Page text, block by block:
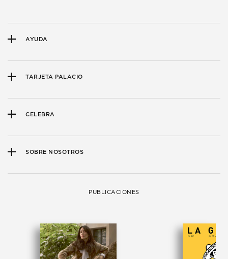
AYUDA
TARJETA PALACIO
CELEBRA
SOBRE NOSOTROS
PUBLICACIONES